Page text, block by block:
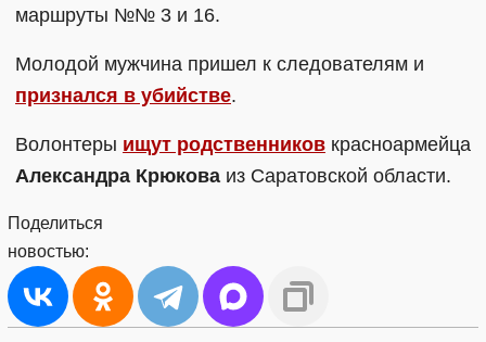
маршруты №№ 3 и 16.
Молодой мужчина пришел к следователям и
признался в убийстве.
Волонтеры ищут родственников красноармейца
Александра Крюкова из Саратовской области.
Поделиться
новостью: